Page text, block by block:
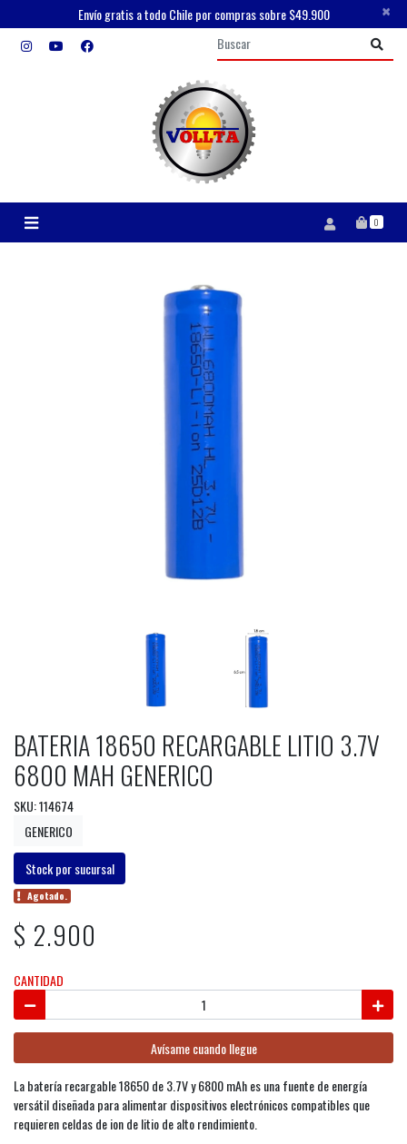
Envío gratis a todo Chile por compras sobre $49.900 ×
0
BATERIA 18650 RECARGABLE LITIO 3.7V
6800 MAH GENERICO
SKU: 114674
GENERICO
Stock por sucursal
Agotado.
$ 2.900
CANTIDAD
Avísame cuando llegue
La batería recargable 18650 de 3.7V y 6800 mAh es una fuente de energía
versátil diseñada para alimentar dispositivos electrónicos compatibles que
requieren celdas de ion de litio de alto rendimiento.